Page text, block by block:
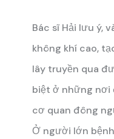
Bác sĩ Hải lưu ý,
không khí cao,
lây truyền qua
biệt ở những nơi
cơ quan đông
Ở người lớn